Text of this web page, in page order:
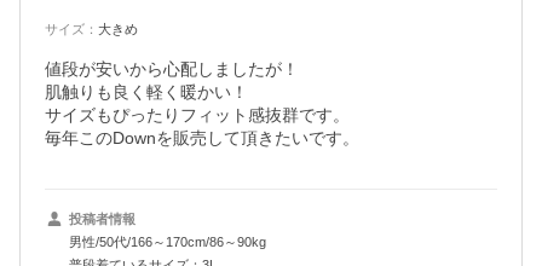
サイズ ： 大きめ
値段が安いから心配しましたが！
肌触りも良く軽く暖かい！
サイズもぴったりフィット感抜群です。
毎年このDownを販売して頂きたいです。
投稿者情報
男性/50代/166～170cm/86～90kg